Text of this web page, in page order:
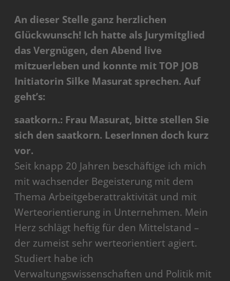
An dieser Stelle ganz herzlichen
Glückwunsch! Ich hatte als Jurymitglied
das Vergnügen, den Abend live
mitzuerleben und konnte mit TOP JOB
Initiatorin Silke Masurat sprechen. Auf
geht’s:
saatkorn.: Frau Masurat, bitte stellen Sie
sich den saatkorn. LeserInnen doch kurz
vor.
Seit knapp 20 Jahren beschäftige ich mich
mit wachsender Begeisterung mit dem
Thema Arbeitgeberattraktivität und mit
Werteorientierung in Unternehmen. Mein
Herz schlägt heftig für den Mittelstand –
der zumeist sehr werteorientiert agiert.
Studiert habe ich
Verwaltungswissenschaften und Politik mit